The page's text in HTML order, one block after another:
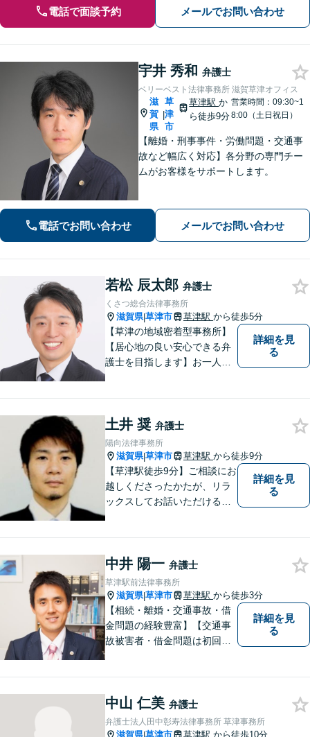
電話で面談予約 メールでお問い合わせ
宇井 秀和 弁護士
ベリーベスト法律事務所 滋賀草津オフィス
滋
賀
県
|
草
津
市
草津駅か
ら徒歩9分
営業時間：09:30~1
8:00（土日祝日）
【離婚・刑事事件・労働問題・交通事
故など幅広く対応】各分野の専門チー
ムがお客様をサポートします。
電話でお問い合わせ メールでお問い合わせ
若松 辰太郎 弁護士
くさつ総合法律事務所
滋賀県|草津市 草津駅 から徒歩5分
【草津の地域密着型事務所】
【居心地の良い安心できる弁
護士を目指します】お一人お
大規模事務所にはできないき
め細やかさが魅力。お気軽に
ご相談ください！
詳細を見
る
土井 奨 弁護士
陽向法律事務所
滋賀県|草津市 草津駅 から徒歩9分
【草津駅徒歩9分】ご相談にお
越しくださったかたが、リラ
ックスしてお話いただけるよ
です。 ご相談を躊躇われてい
る方もお気軽に、ご相談にい
らしてください。
詳細を見
る
中井 陽一 弁護士
草津駅前法律事務所
滋賀県|草津市 草津駅 から徒歩3分
【相続・離婚・交通事故・借
金問題の経験豊富】【交通事
故被害者・借金問題は初回相
詳細を見
る
中山 仁美 弁護士
弁護士法人田中彰寿法律事務所 草津事務所
滋賀県|草津市 草津駅 から徒歩10分